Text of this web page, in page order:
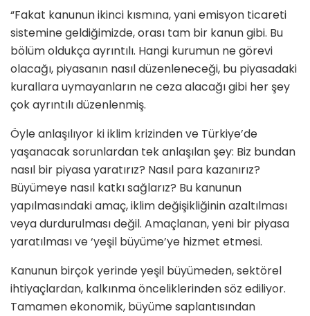
“Fakat kanunun ikinci kısmına, yani emisyon ticareti
sistemine geldiğimizde, orası tam bir kanun gibi. Bu
bölüm oldukça ayrıntılı. Hangi kurumun ne görevi
olacağı, piyasanın nasıl düzenleneceği, bu piyasadaki
kurallara uymayanların ne ceza alacağı gibi her şey
çok ayrıntılı düzenlenmiş.
Öyle anlaşılıyor ki iklim krizinden ve Türkiye’de
yaşanacak sorunlardan tek anlaşılan şey: Biz bundan
nasıl bir piyasa yaratırız? Nasıl para kazanırız?
Büyümeye nasıl katkı sağlarız? Bu kanunun
yapılmasındaki amaç, iklim değişikliğinin azaltılması
veya durdurulması değil. Amaçlanan, yeni bir piyasa
yaratılması ve ‘yeşil büyüme’ye hizmet etmesi.
Kanunun birçok yerinde yeşil büyümeden, sektörel
ihtiyaçlardan, kalkınma önceliklerinden söz ediliyor.
Tamamen ekonomik, büyüme saplantısından